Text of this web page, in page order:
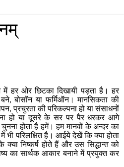
में हर ओर छिटका दिखायी पड़ता है। हर
बोसॉन या फर्मिऑन। मानसिकता की
प्रचुरता की परिकल्पना हो या संसाधनों
हो या दूसरे के सर पर पैर धरकर आगे
होता है हमें। हम मानवों के अन्दर का
भी परिलक्षित है। आईये देखें कि क्या होता
निष्कर्ष होते हैं और उस सिद्धान्त को
का सार्थक आकार बनाने में प्रयुक्त कर